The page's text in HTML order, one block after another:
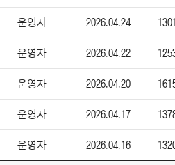
운영자 2026.04.24
운영자 2026.04.22
운영자 2026.04.20
운영자 2026.04.17
운영자 2026.04.16